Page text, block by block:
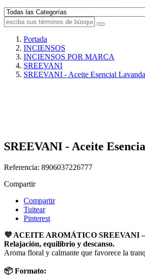
Portada
INCIENSOS
INCIENSOS POR MARCA
SREEVANI
SREEVANI - Aceite Esencial Lavanda
SREEVANI - Aceite
Referencia: 8906037226777
Compartir
Compartir
Tuitear
Pinterest
💜 ACEITE AROMÁTICO SREEVANI
Relajación, equilibrio y descanso.
Aroma floral y calmante que favorece la
📦 Formato: